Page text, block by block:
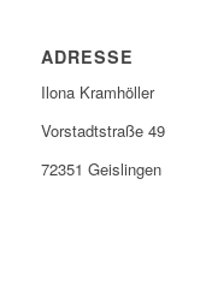
ADRESSE
Ilona Kramhöller
Vorstadtstraße 49
72351 Geislingen